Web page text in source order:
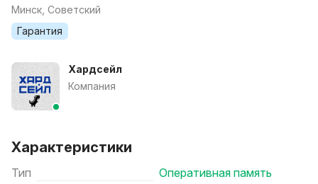
Минск, Советский
Гарантия
Хардсейл
Компания
Характеристики
Тип
Оперативная память